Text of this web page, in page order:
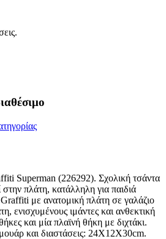
Superman (226292). Σχολική τσάντα
πλάτη, κατάλληλη για παιδιά
Graffiti με ανατομική πλάτη σε γαλάζιο
ενισχυμένους ιμάντες και ανθεκτική
και μία πλαϊνή θήκη με διχτάκι.
και διαστάσεις: 24X12X30cm.